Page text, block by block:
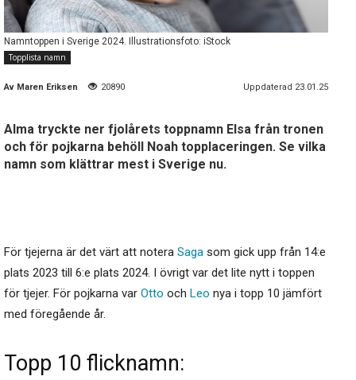
Namntoppen i Sverige 2024. Illustrationsfoto: iStock
Topplista namn
Av Maren Eriksen 20890 Uppdaterad 23.01.25
Alma tryckte ner fjolårets toppnamn Elsa från tronen
och för pojkarna behöll Noah topplaceringen. Se vilka
namn som klättrar mest i Sverige nu.
För tjejerna är det värt att notera Saga som gick upp från 14:e
plats 2023 till 6:e plats 2024. I övrigt var det lite nytt i toppen
för tjejer. För pojkarna var Otto och Leo nya i topp 10 jämfört
med föregående år.
Topp 10 flicknamn: